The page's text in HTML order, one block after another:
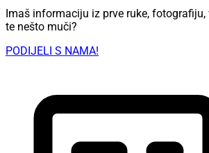
Imaš informaciju iz prve ruke, fotografiju,
te nešto muči?
PODIJELI S NAMA!